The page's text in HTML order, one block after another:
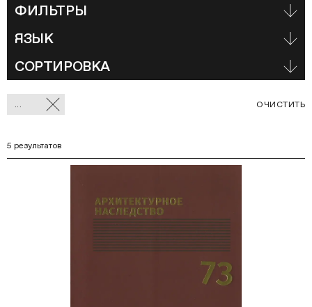
ФИЛЬТРЫ
ЯЗЫК
СОРТИРОВКА
Отмеченные
фильтры
ОЧИСТИТЬ
5 результатов